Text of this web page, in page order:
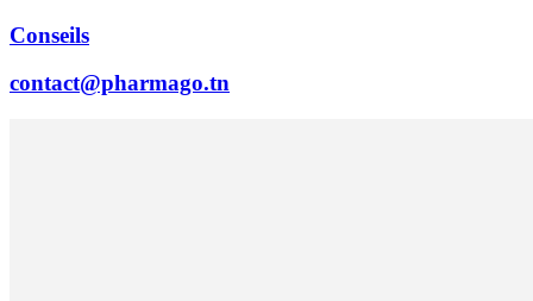
Conseils
contact@pharmago.tn